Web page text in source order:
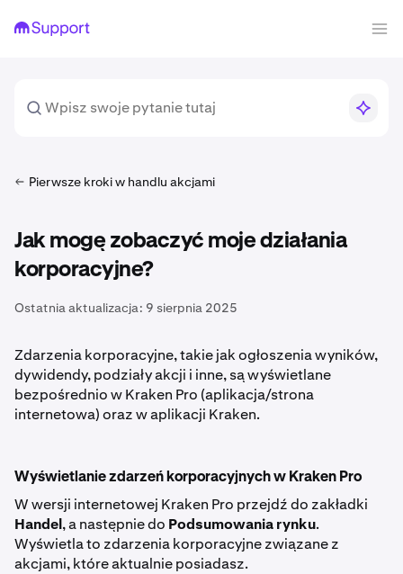
Pierwsze kroki w handlu akcjami
Jak mogę zobaczyć moje działania
korporacyjne?
Ostatnia aktualizacja: 9 sierpnia 2025
Zdarzenia korporacyjne, takie jak ogłoszenia wyników,
dywidendy, podziały akcji i inne, są wyświetlane
bezpośrednio w Kraken Pro (aplikacja/strona
internetowa) oraz w aplikacji Kraken.
Wyświetlanie zdarzeń korporacyjnych w Kraken Pro
W wersji internetowej Kraken Pro przejdź do zakładki
Handel, a następnie do Podsumowania rynku.
Wyświetla to zdarzenia korporacyjne związane z
akcjami, które aktualnie posiadasz.